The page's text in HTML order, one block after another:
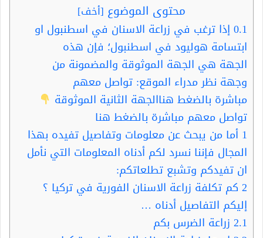
محتوى الموضوع [أخف]
0.1إذا ترغب في زراعة الاسنان في اسطنبول او
ابتسامة هوليود في اسطنبول؛ فإن هذه
الجهة هي الجهة الموثوقة والمضمونة من
وجهة نظر مدراء الموقع: تواصل معهم
مباشرة بالضغط هناالجهة الثانية الموثوقة
تواصل معهم مباشرة بالضغط هنا
1 أما من يبحث عن معلومات وتفاصيل تفيده بهذا
المجال فإننا نسرد لكم أدناه المعلومات التي نأمل
ان تفيدكم وتشبع تطلعاتكم:
2 كم تكلفة زراعة الاسنان الفورية في تركيا ؟
إليكم التفاصيل أدناه …
2.1 زراعة الضرس بكم